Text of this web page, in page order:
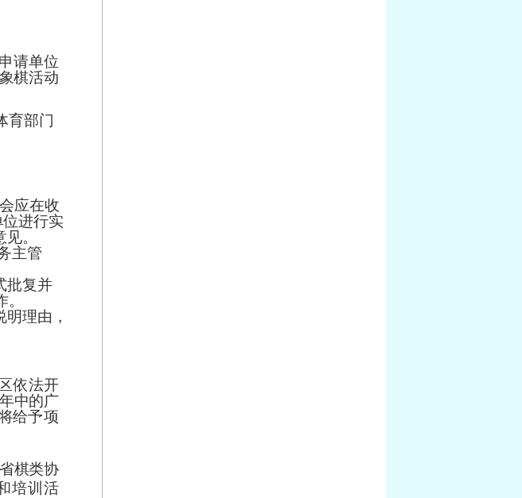
请单位
棋活动
育部门
应在收
位进行实
见。
主管
批复并
。
明理由 ，
依法开
中的广
给予项
棋类协
培训活